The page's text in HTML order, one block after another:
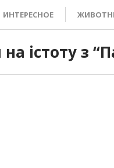
ИНТЕРЕСНОЕ
істоту з